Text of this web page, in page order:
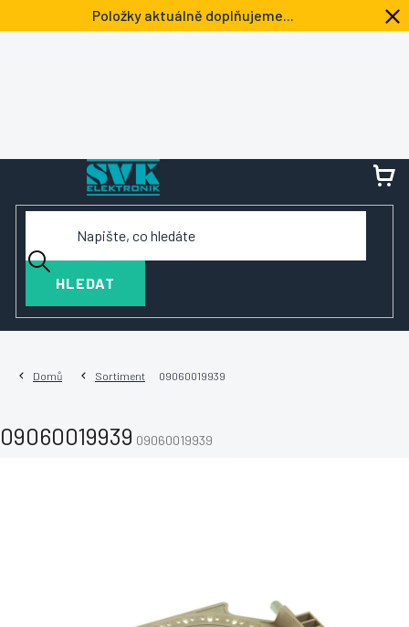
na
Položky aktuálně doplňujeme...
HLEDAT
Domů Sortiment 09060019939
09060019939 09060019939